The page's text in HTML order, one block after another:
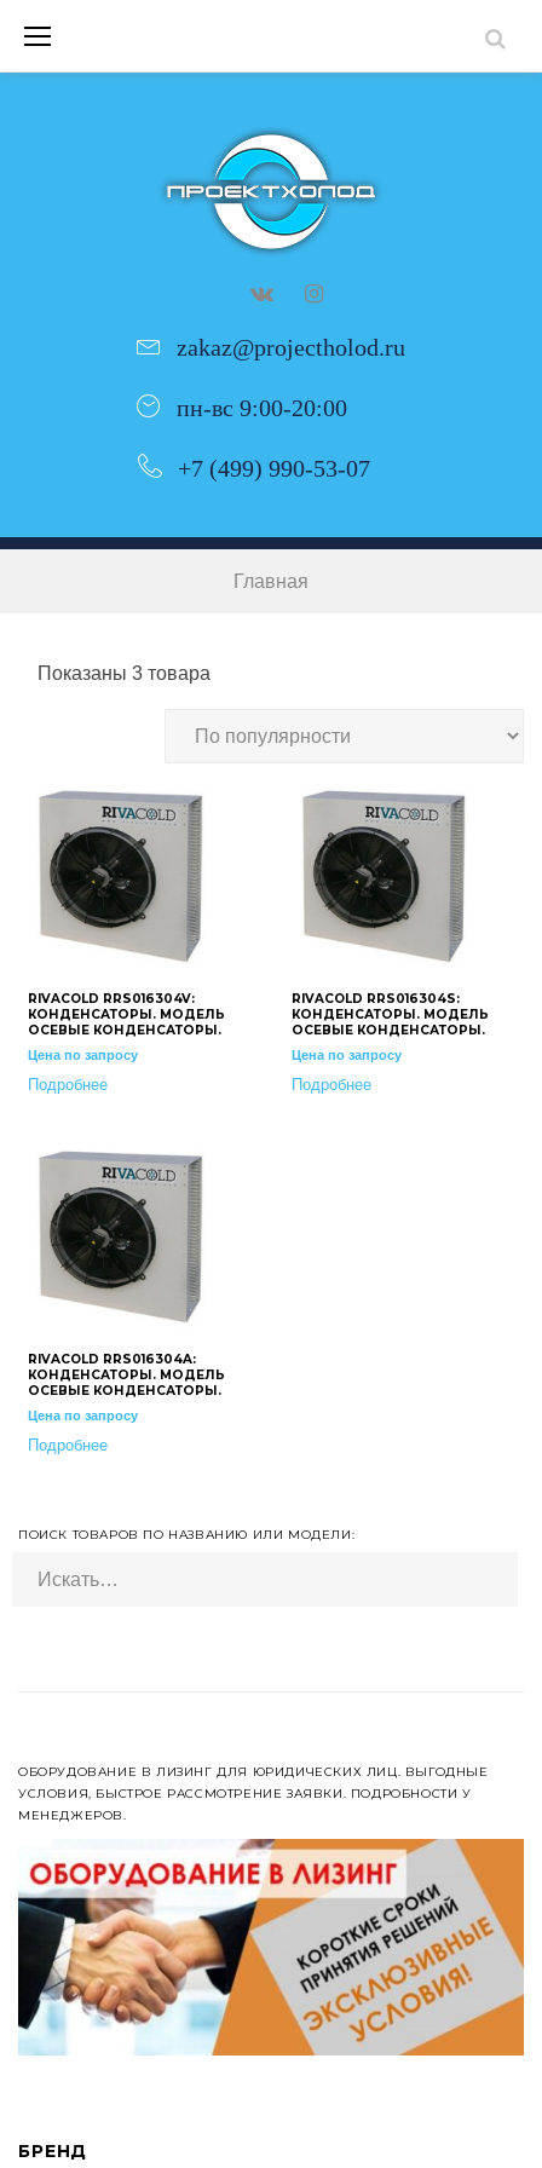
content
zakaz@projectholod.ru
пн-вс 9:00-20:00
+7 (499) 990-53-07
Главная
Показаны 3 товара
RIVACOLD RRS016304V:
КОНДЕНСАТОРЫ. МОДЕЛЬ
ОСЕВЫЕ КОНДЕНСАТОРЫ.
Цена по запросу
Подробнее
RIVACOLD RRS016304S:
КОНДЕНСАТОРЫ. МОДЕЛЬ
ОСЕВЫЕ КОНДЕНСАТОРЫ.
Цена по запросу
Подробнее
RIVACOLD RRS016304A:
КОНДЕНСАТОРЫ. МОДЕЛЬ
ОСЕВЫЕ КОНДЕНСАТОРЫ.
Цена по запросу
Подробнее
ПОИСК ТОВАРОВ ПО НАЗВАНИЮ ИЛИ МОДЕЛИ:
ОБОРУДОВАНИЕ В ЛИЗИНГ ДЛЯ ЮРИДИЧЕСКИХ ЛИЦ. ВЫГОДНЫЕ
УСЛОВИЯ, БЫСТРОЕ РАССМОТРЕНИЕ ЗАЯВКИ. ПОДРОБНОСТИ У
МЕНЕДЖЕРОВ.
БРЕНД